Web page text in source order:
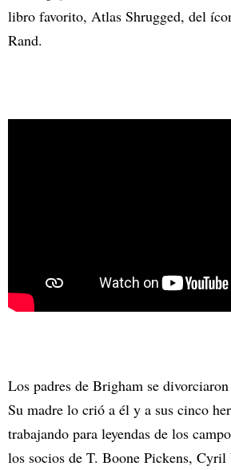
libro favorito, Atlas Shrugged, del
Rand.
Los padres de Brigham se
Su madre lo crió a él y a sus cinco
trabajando para leyendas de los
los socios de T. Boone Pickens, Cyril